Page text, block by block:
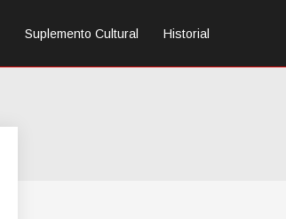
Suplemento Cultural Historial